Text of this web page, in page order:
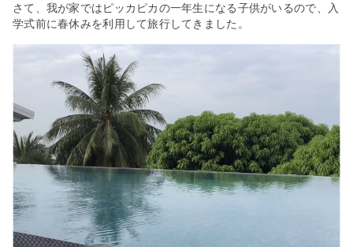
さて、我が家ではピッカピカの一年生になる子供がいるので、入
学式前に春休みを利用して旅行してきました。